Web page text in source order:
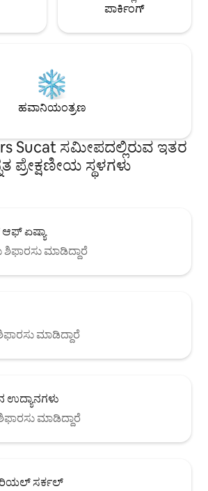
ಪಾರ್ಕಿಂಗ್
ಹವಾನಿಯಂತ್ರಣ
Sucat ಸಮೀಪದಲ್ಲಿರುವ ಇತರ
ಪ್ರೇಕ್ಷಣೀಯ ಸ್ಥಳಗಳು
ಏಷ್ಯಾ
ಶಿಫಾರಸು ಮಾಡಿದ್ದಾರೆ
ಮಾಡಿದ್ದಾರೆ
ಉದ್ಯಾನಗಳು
ಮಾಡಿದ್ದಾರೆ
ಸರ್ಕಲ್